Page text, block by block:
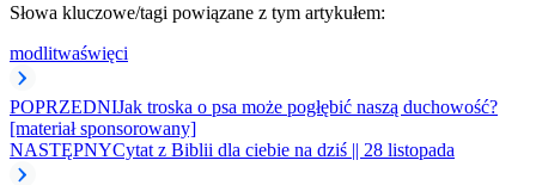
Słowa kluczowe/tagi powiązane z tym artykułem:
modlitwaświęci
POPRZEDNIJak troska o psa może pogłębić naszą duchowość?
[materiał sponsorowany]
NASTĘPNYCytat z Biblii dla ciebie na dziś || 28 listopada